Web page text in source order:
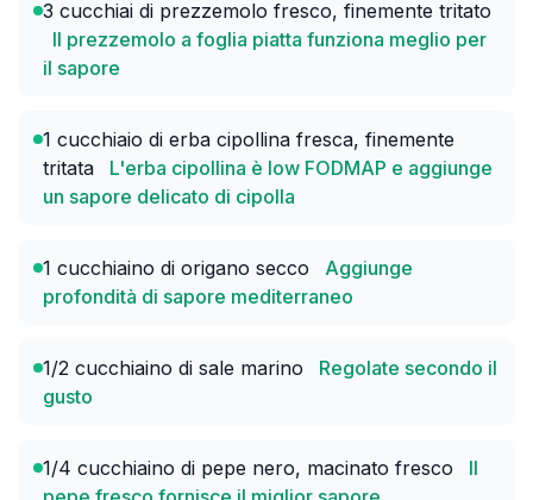
3 cucchiai di prezzemolo fresco, finemente tritato
Il prezzemolo a foglia piatta funziona meglio per
il sapore
1 cucchiaio di erba cipollina fresca, finemente
tritata
L'erba cipollina è low FODMAP e aggiunge
un sapore delicato di cipolla
1 cucchiaino di origano secco
Aggiunge
profondità di sapore mediterraneo
1/2 cucchiaino di sale marino
Regolate secondo il
gusto
1/4 cucchiaino di pepe nero, macinato fresco
Il